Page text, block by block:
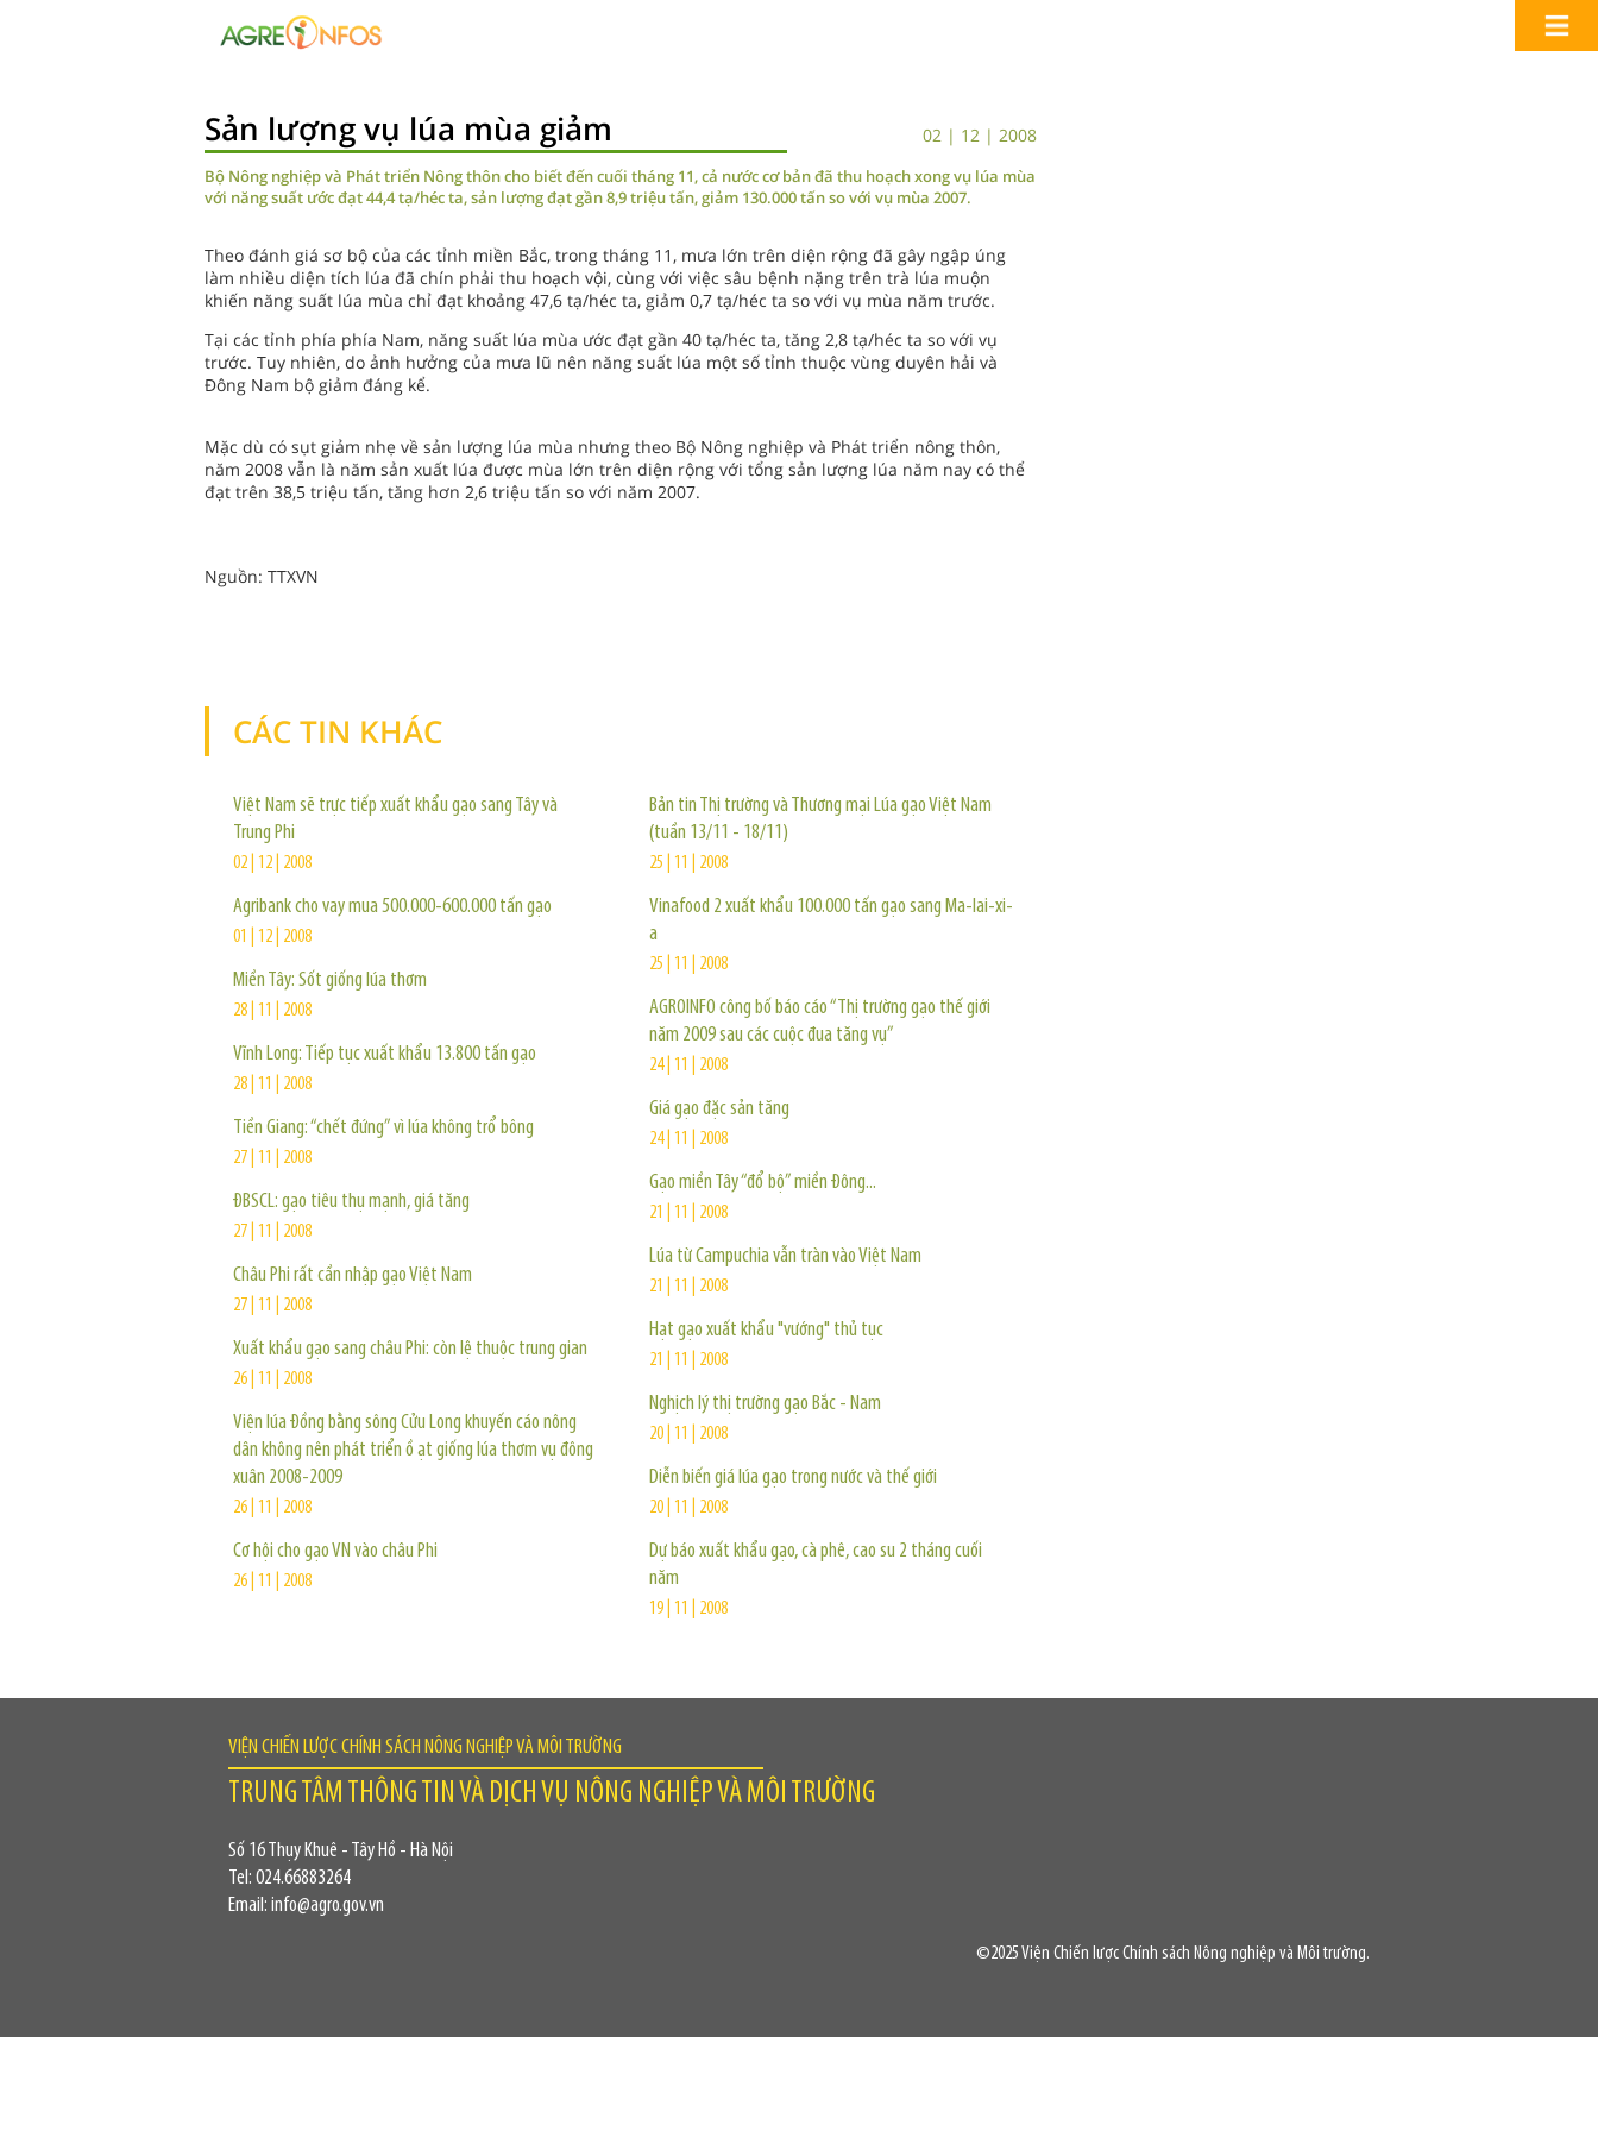
Sản lượng vụ lúa mùa giảm 02 | 12 | 2008
Bộ Nông nghiệp và Phát triển Nông thôn cho biết đến cuối tháng 11, cả nước cơ bản đã thu hoạch xong vụ lúa mùa
với năng suất ước đạt 44,4 tạ/héc ta, sản lượng đạt gần 8,9 triệu tấn, giảm 130.000 tấn so với vụ mùa 2007.
Theo đánh giá sơ bộ của các tỉnh miền Bắc, trong tháng 11, mưa lớn trên diện rộng đã gây ngập úng
làm nhiều diện tích lúa đã chín phải thu hoạch vội, cùng với việc sâu bệnh nặng trên trà lúa muộn
khiến năng suất lúa mùa chỉ đạt khoảng 47,6 tạ/héc ta, giảm 0,7 tạ/héc ta so với vụ mùa năm trước.
Tại các tỉnh phía phía Nam, năng suất lúa mùa ước đạt gần 40 tạ/héc ta, tăng 2,8 tạ/héc ta so với vụ
trước. Tuy nhiên, do ảnh hưởng của mưa lũ nên năng suất lúa một số tỉnh thuộc vùng duyên hải và
Đông Nam bộ giảm đáng kể.
Mặc dù có sụt giảm nhẹ về sản lượng lúa mùa nhưng theo Bộ Nông nghiệp và Phát triển nông thôn,
năm 2008 vẫn là năm sản xuất lúa được mùa lớn trên diện rộng với tổng sản lượng lúa năm nay có thể
đạt trên 38,5 triệu tấn, tăng hơn 2,6 triệu tấn so với năm 2007.
Nguồn: TTXVN
CÁC TIN KHÁC
Việt Nam sẽ trực tiếp xuất khẩu gạo sang Tây và
Trung Phi
02 | 12 | 2008
Agribank cho vay mua 500.000-600.000 tấn gạo
01 | 12 | 2008
Miền Tây: Sốt giống lúa thơm
28 | 11 | 2008
Vĩnh Long: Tiếp tục xuất khẩu 13.800 tấn gạo
28 | 11 | 2008
Tiền Giang: “chết đứng” vì lúa không trổ bông
27 | 11 | 2008
ĐBSCL: gạo tiêu thụ mạnh, giá tăng
27 | 11 | 2008
Châu Phi rất cần nhập gạo Việt Nam
27 | 11 | 2008
Xuất khẩu gạo sang châu Phi: còn lệ thuộc trung gian
26 | 11 | 2008
Viện lúa Đồng bằng sông Cửu Long khuyến cáo nông
dân không nên phát triển ồ ạt giống lúa thơm vụ đông
xuân 2008-2009
26 | 11 | 2008
Cơ hội cho gạo VN vào châu Phi
26 | 11 | 2008
Bản tin Thị trường và Thương mại Lúa gạo Việt Nam
(tuần 13/11 - 18/11)
25 | 11 | 2008
Vinafood 2 xuất khẩu 100.000 tấn gạo sang Ma-lai-xi-
a
25 | 11 | 2008
AGROINFO công bố báo cáo “Thị trường gạo thế giới
năm 2009 sau các cuộc đua tăng vụ”
24 | 11 | 2008
Giá gạo đặc sản tăng
24 | 11 | 2008
Gạo miền Tây “đổ bộ” miền Đông...
21 | 11 | 2008
Lúa từ Campuchia vẫn tràn vào Việt Nam
21 | 11 | 2008
Hạt gạo xuất khẩu "vướng" thủ tục
21 | 11 | 2008
Nghịch lý thị trường gạo Bắc - Nam
20 | 11 | 2008
Diễn biến giá lúa gạo trong nước và thế giới
20 | 11 | 2008
Dự báo xuất khẩu gạo, cà phê, cao su 2 tháng cuối
năm
19 | 11 | 2008
VIỆN CHIẾN LƯỢC CHÍNH SÁCH NÔNG NGHIỆP VÀ MÔI TRƯỜNG
TRUNG TÂM THÔNG TIN VÀ DỊCH VỤ NÔNG NGHIỆP VÀ MÔI TRƯỜNG
Số 16 Thụy Khuê - Tây Hồ - Hà Nội
Tel: 024.66883264
Email: info@agro.gov.vn
©2025 Viện Chiến lược Chính sách Nông nghiệp và Môi trường.